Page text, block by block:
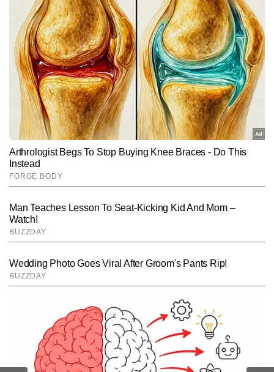
पर्सनल फाइनेंस, स्टॉक मार्केट, टैक्स प्लानिंग और अर्थव्यवस्था से जुड़े विषयों पर
मजबूत पकड़ रखती हैं। अब तक 8,000 से अधिक कंटेंट लिख चुकी रिचा की
विशेषता है—जटिल वित्तीय जानकारियों को सरल, स्पष्ट और भरोसेमंद तरीके से
पाठकों तक पहुंचाना। वह ऐसी स्टोरीज तैयार करती हैं जो न केवल जानकारीपूर्ण
होती हैं, बल्कि आम पाठक की वित्तीय समझ को बेहतर बनाने में भी मदद करती हैं।
और पढ़ें
Follow Us:
Subscribe to our daily Newsletter!
SUBMIT